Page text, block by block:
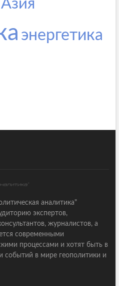
энергетика
аналитика"
экспертов,
журналистов, а
современными
процессами и хотят быть в
событий в мире геополитики и